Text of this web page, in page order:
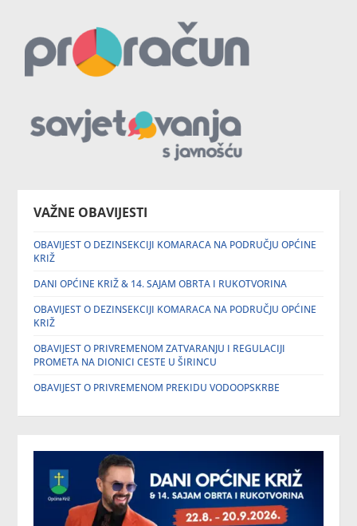
VAŽNE OBAVIJESTI
OBAVIJEST O DEZINSEKCIJI KOMARACA NA PODRUČJU OPĆINE
KRIŽ
DANI OPĆINE KRIŽ & 14. SAJAM OBRTA I RUKOTVORINA
OBAVIJEST O DEZINSEKCIJI KOMARACA NA PODRUČJU OPĆINE
KRIŽ
OBAVIJEST O PRIVREMENOM ZATVARANJU I REGULACIJI
PROMETA NA DIONICI CESTE U ŠIRINCU
OBAVIJEST O PRIVREMENOM PREKIDU VODOOPSKRBE